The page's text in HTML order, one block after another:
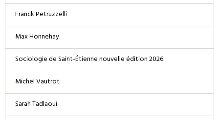
Franck Petruzzelli
Max Honnehay
Sociologie de Saint-Étienne nouvelle édition 2026
Michel Vautrot
Sarah Tadlaoui